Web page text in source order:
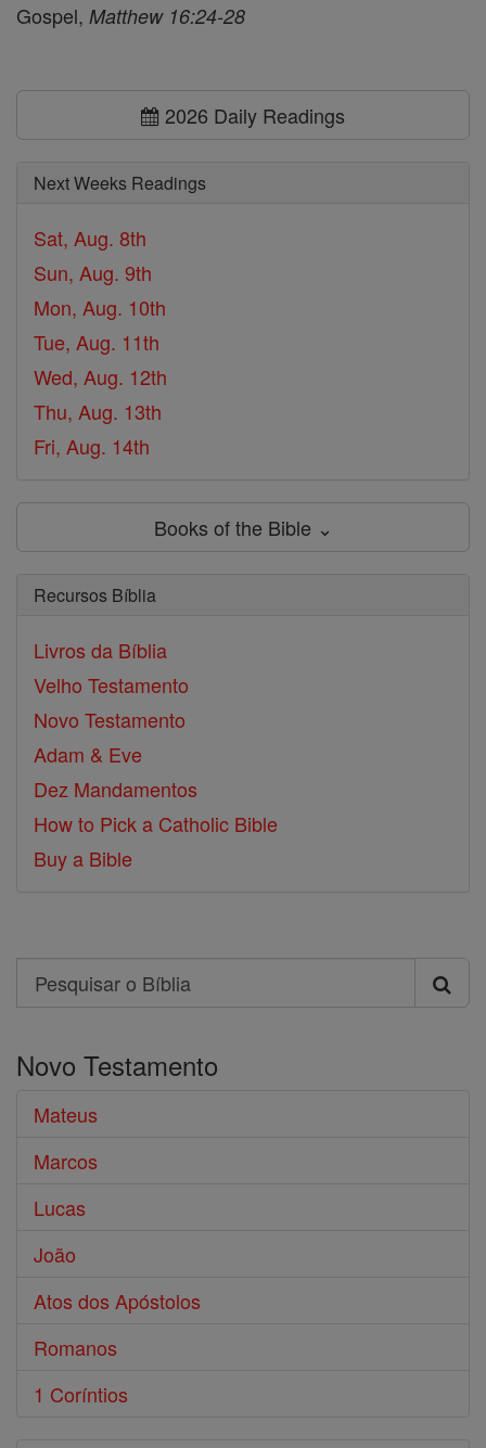
Gospel, Matthew 16:24-28
2026 Daily Readings
Next Weeks Readings
Sat, Aug. 8th
Sun, Aug. 9th
Mon, Aug. 10th
Tue, Aug. 11th
Wed, Aug. 12th
Thu, Aug. 13th
Fri, Aug. 14th
Books of the Bible ⌄
Recursos Bíblia
Livros da Bíblia
Velho Testamento
Novo Testamento
Adam & Eve
Dez Mandamentos
How to Pick a Catholic Bible
Buy a Bible
Search
Pesquisar
Bíblia
Novo Testamento
Mateus
Marcos
Lucas
João
Atos dos Apóstolos
Romanos
1 Coríntios